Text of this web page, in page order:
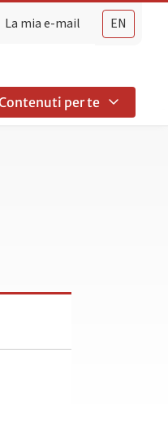
EN
La mia e-mail
per te